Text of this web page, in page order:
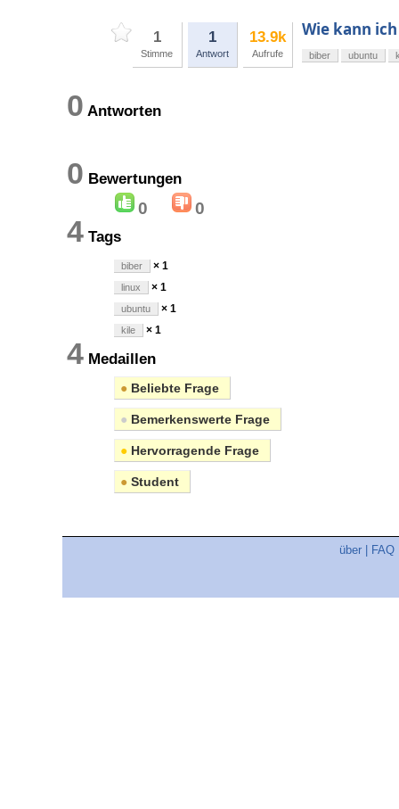
1
Stimme
1
Antwort
13.9k
Aufrufe
Wie kann
biber ubuntu
0 Antworten
0 Bewertungen
0 0
4 Tags
biber × 1
linux × 1
ubuntu × 1
kile × 1
4 Medaillen
● Beliebte Frage
● Bemerkenswerte Frage
● Hervorragende Frage
● Student
über FAQ